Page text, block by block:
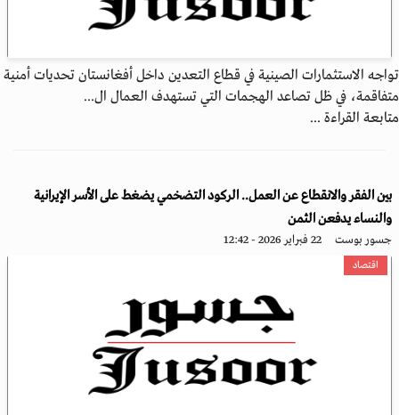
تواجه الاستثمارات الصينية في قطاع التعدين داخل أفغانستان تحديات أمنية
متفاقمة، في ظل تصاعد الهجمات التي تستهدف العمال ال...
متابعة القراءة ...
بين الفقر والانقطاع عن العمل.. الركود التضخمي يضغط على الأسر الإيرانية
والنساء يدفعن الثمن
جسور بوست 22 فبراير 2026 - 12:42
اقتصاد